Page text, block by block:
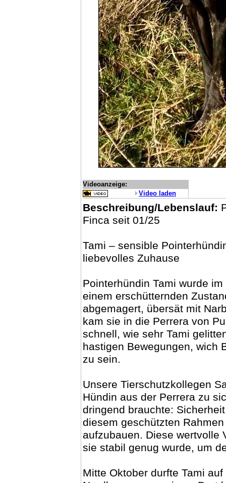
Videoanzeige:
Video laden
Beschreibung/Lebenslauf:
Finca seit 01/25
Tami – sensible
liebevolles Zuhause
Pointerhündin Tami wurde
einem erschütternden
abgemagert, übersät mit
kam sie in die Perrera von
schnell, wie sehr Tami
hastigen Bewegungen, wich
zu sein.
Unsere Tierschutzkollegen
Hündin aus der Perrera zu
dringend brauchte:
diesem geschützten
aufzubauen. Diese wertvolle
sie stabil genug wurde, um
Mitte Oktober durfte Tami